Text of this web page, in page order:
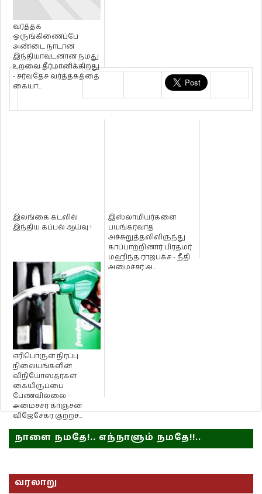
வர்த்தக
ஒருங்கிணைப்பே
அண்டை நாடான
இந்தியாவுடனான நமது
உறவை தீர்மானிக்கிறது
- சர்வதேச வர்த்தகத்தை
கையா...
இலங்கை கடலில்
இந்திய கப்பல் ஆய்வு !
இஸ்லாமியர்களை
பயங்கரவாத
அச்சுறுத்தலிலிருந்து
காப்பாற்றினார் பிரதமர்
மஹிந்த ராஜபக்ச - நீதி
அமைச்சர் அ...
எரிபொருள் நிரப்பு
நிலையங்களின்
விநியோஸ்தர்கள்
கையிருப்பை
பேணவில்லை -
அமைச்சர் காஞ்சன
விஜேசேகர குற்றச...
நாளை நமதே!.. எந்நாளும் நமதே!!..
வரலாறு